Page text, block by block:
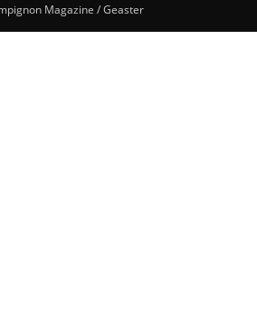
Magazine / Geaster